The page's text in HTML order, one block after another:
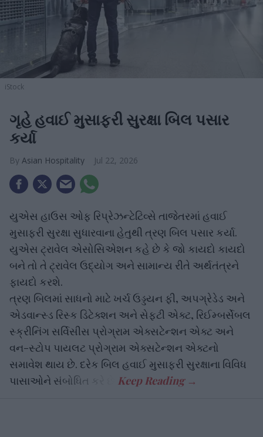
iStock
ગૃહે હવાઈ મુસાફરી સુરક્ષા બિલ પસાર
કર્યા
Asian Hospitality Jul 22, 2026
યુએસ હાઉસ ઓફ રિપ્રેઝન્ટેટિવ્સે તાજેતરમાં હવાઈ
મુસાફરી સુરક્ષા સુધારવાના હેતુથી ત્રણ બિલ પસાર કર્યા.
યુએસ ટ્રાવેલ એસોસિએશન કહે છે કે જો કાયદો કાયદો
બને તો તે ટ્રાવેલ ઉદ્યોગ અને સામાન્ય રીતે અર્થતંત્રને
ફાયદો કરશે.
ત્રણ બિલમાં સાધનો માટે ખર્ચ ઉડ્ડયન ફી, અપગ્રેડેડ અને
એડવાન્સ્ડ રિસ્ક ડિટેક્શન અને સેફ્ટી એક્ટ, રિઈમ્બર્સેબલ
સ્ક્રીનિંગ સર્વિસીસ પ્રોગ્રામ એક્સટેન્શન એક્ટ અને
વન-સ્ટોપ પાયલટ પ્રોગ્રામ એક્સટેન્શન એક્ટનો
સમાવેશ થાય છે. દરેક બિલ હવાઈ મુસાફરી સુરક્ષાના વિવિધ
પાસાઓને સંબોધિત કરે છે.